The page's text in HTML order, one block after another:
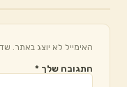
האימייל לא יוצג באתר.
התגובה שלך *